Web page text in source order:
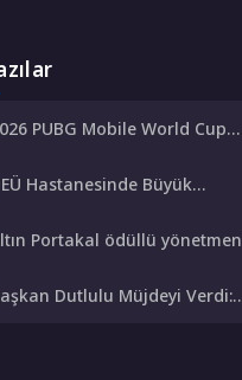
PUBG Mobile World Cup
Hastanesinde Büyük
Portakal ödüllü yönetmen
Dutlulu Müjdeyi Verdi: